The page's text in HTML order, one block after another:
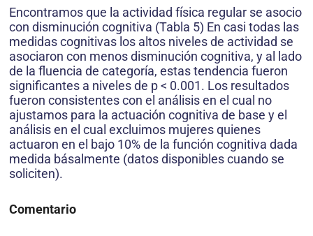
Encontramos que la actividad física regular se asocio
con disminución cognitiva (Tabla 5) En casi todas las
medidas cognitivas los altos niveles de actividad se
asociaron con menos disminución cognitiva, y al lado
de la fluencia de categoría, estas tendencia fueron
significantes a niveles de p < 0.001. Los resultados
fueron consistentes con el análisis en el cual no
ajustamos para la actuación cognitiva de base y el
análisis en el cual excluimos mujeres quienes
actuaron en el bajo 10% de la función cognitiva dada
medida básalmente (datos disponibles cuando se
soliciten).
Comentario